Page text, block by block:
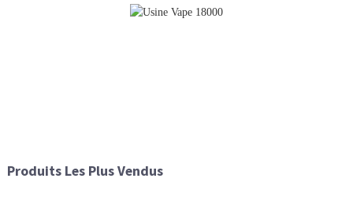
Produits Les Plus Vendus